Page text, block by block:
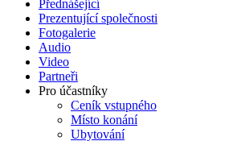
Přednášející
Prezentující společnosti
Fotogalerie
Audio
Video
Partneři
Pro účastníky
Ceník vstupného
Místo konání
Ubytování